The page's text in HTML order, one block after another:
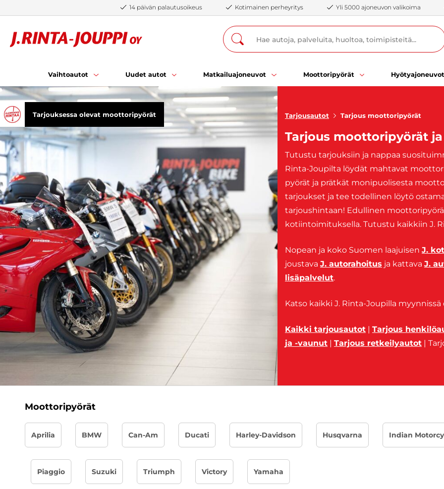
14 päivän palautusoikeus Kotimainen perheyritys Yli 5000 ajoneuvon valikoima
Vaihtoautot Uudet autot Matkailuajoneuvot Moottoripyörät Hyötyajoneuvot
Tarjouksessa olevat moottoripyörät Tarjousautot Tarjous moottoripyörät
Tarjous moottoripyörät
Tutustu tarjouksiin ja nappaa
Rinta-Joupilta löydät mahtavat
pyörät ja prätkät monipuolisesta
tarjoukset ja tee todellinen löytö
tarjoushintaan! Edullinen
kotiintoimituksella. Tutustu kaikkiin J.
Nopean ja koko Suomen laajuisen J.
joustava J. autorahoitus ja kattava J.
lisäpalvelut.
Katso kaikki J. Rinta-Joupilla myynnissä
Kaikki tarjousautot | Tarjous
ja -vaunut | Tarjous retkeilyautot |
Moottoripyörät
Aprilia BMW Can-Am Ducati Harley-Davidson Husqvarna Indian
Piaggio Suzuki Triumph Victory Yamaha